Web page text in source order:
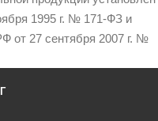
1995 г. № 171-ФЗ и
от 27 сентября 2007 г. №